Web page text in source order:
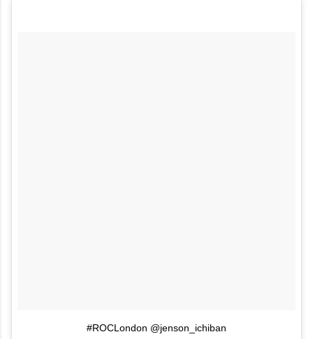
#ROCLondon @jenson_ichiban